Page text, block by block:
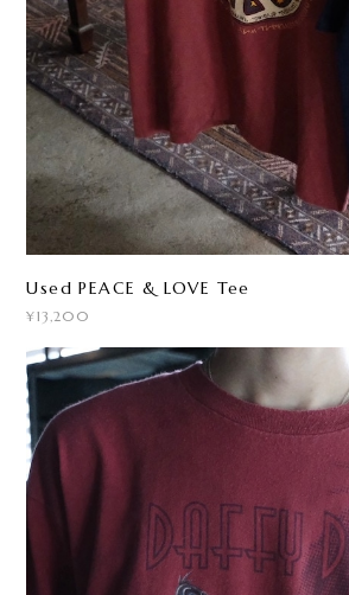
Used PEACE & LOVE Tee
¥13,200